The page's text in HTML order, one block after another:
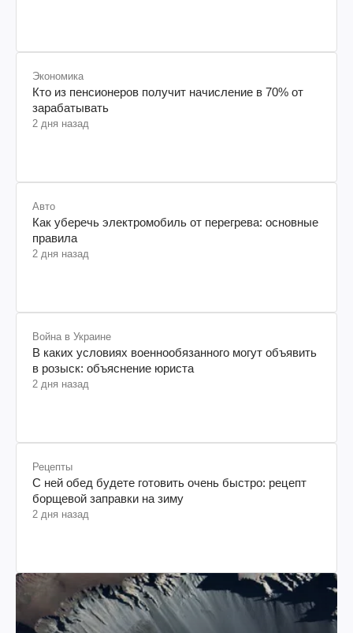
Экономика
Кто из пенсионеров получит начисление в 70% от
зарабатывать
2 дня назад
Авто
Как уберечь электромобиль от перегрева: основные
правила
2 дня назад
Война в Украине
В каких условиях военнообязанного могут объявить
в розыск: объяснение юриста
2 дня назад
Рецепты
С ней обед будете готовить очень быстро: рецепт
борщевой заправки на зиму
2 дня назад